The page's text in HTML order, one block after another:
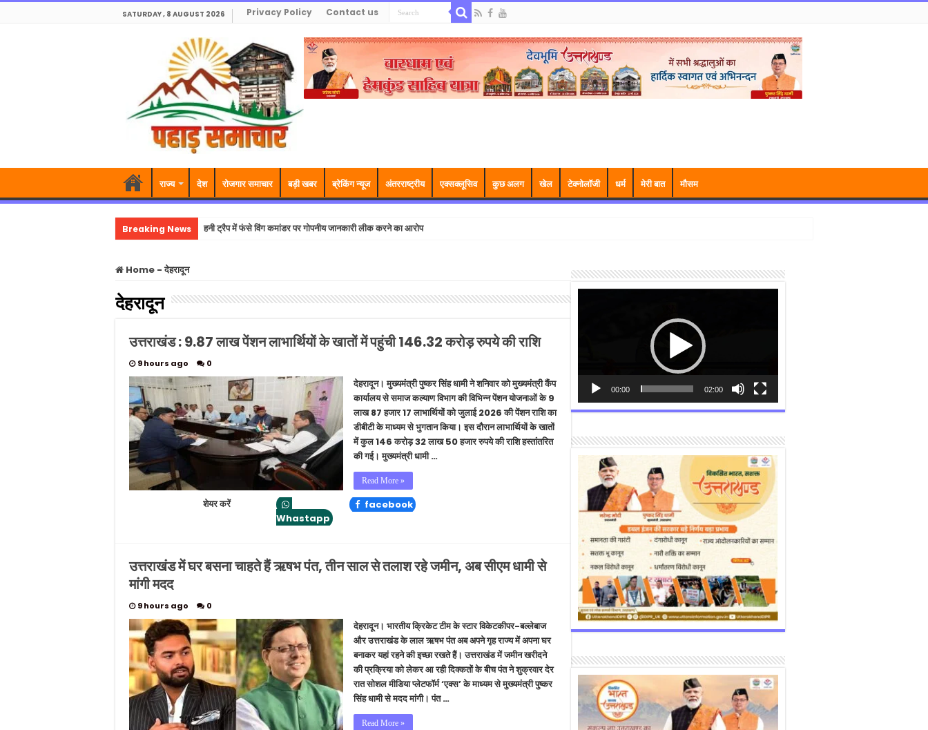
SATURDAY , 8 AUGUST 2026 Privacy Policy Contact us
राज्य देश रोजगार समाचार बड़ी खबर ब्रेकिंग न्यूज अंतरराष्ट्रीय एक्सक्लूसिव कुछ अलग खेल टेक्नोलॉजी धर्म मेरी बात मौसम
Breaking News हनी ट्रैप में फंसे विंग कमांडर पर गोपनीय जानकारी लीक करने का आरोप
Home - देहरादून
देहरादून
उत्तराखंड : 9.87 लाख पेंशन लाभार्थियों के खातों में पहुंची 146.32 करोड़ रुपये की राशि
9 hours ago 0
देहरादून। मुख्यमंत्री पुष्कर सिंह धामी ने शनिवार को मुख्यमंत्री कैंप
कार्यालय से समाज कल्याण विभाग की विभिन्न पेंशन योजनाओं के 9
लाख 87 हजार 17 लाभार्थियों को जुलाई 2026 की पेंशन राशि का
डीबीटी के माध्यम से भुगतान किया। इस दौरान लाभार्थियों के खातों
में कुल 146 करोड़ 32 लाख 50 हजार रुपये की राशि हस्तांतरित
की गई। मुख्यमंत्री धामी …
Read More »
शेयर करें
Whastapp
facebook
उत्तराखंड में घर बसना चाहते हैं ऋषभ पंत, तीन साल से तलाश रहे जमीन, अब सीएम धामी से
मांगी मदद
9 hours ago 0
देहरादून। भारतीय क्रिकेट टीम के स्टार विकेटकीपर-बल्लेबाज
और उत्तराखंड के लाल ऋषभ पंत अब अपने गृह राज्य में अपना घर
बनाकर यहां रहने की इच्छा रखते हैं। उत्तराखंड में जमीन खरीदने
की प्रक्रिया को लेकर आ रही दिक्कतों के बीच पंत ने शुक्रवार देर
रात सोशल मीडिया प्लेटफॉर्म ‘एक्स’ के माध्यम से मुख्यमंत्री पुष्कर
सिंह धामी से मदद मांगी। पंत …
Read More »
00:00 02:00